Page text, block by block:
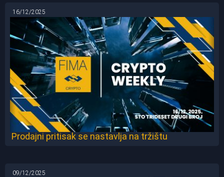
16/12/2025
Prodajni pritisak se nastavlja na tržištu
09/12/2025